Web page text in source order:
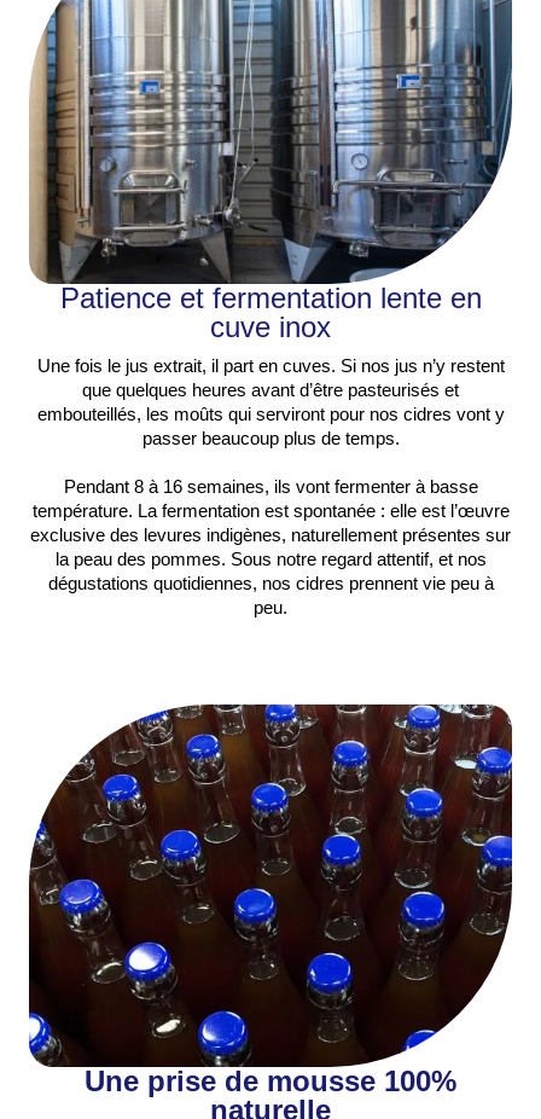
Patience et fermentation lente en
cuve inox
Une fois le jus extrait, il part en cuves. Si nos jus n’y restent
que quelques heures avant d’être pasteurisés et
embouteillés, les moûts qui serviront pour nos cidres vont y
passer beaucoup plus de temps.
Pendant 8 à 16 semaines, ils vont fermenter à basse
température. La fermentation est spontanée : elle est l’œuvre
exclusive des levures indigènes, naturellement présentes sur
la peau des pommes. Sous notre regard attentif, et nos
dégustations quotidiennes, nos cidres prennent vie peu à
peu.
Une prise de mousse 100%
naturelle